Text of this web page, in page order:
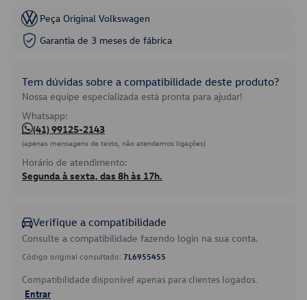
Peça Original Volkswagen
Garantia de 3 meses de fábrica
Tem dúvidas sobre a compatibilidade deste produto?
Nossa equipe especializada está pronta para ajudar!
Whatsapp:
(41) 99125-2143
(apenas mensagens de texto, não atendemos ligações)
Horário de atendimento:
Segunda à sexta, das 8h às 17h.
Verifique a compatibilidade
Consulte a compatibilidade fazendo login na sua conta.
Código original consultado: 7L6955455
Compatibilidade disponível apenas para clientes logados.
Entrar